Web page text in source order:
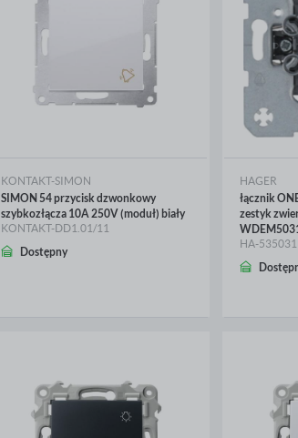
KONTAKT-SIMON
SIMON 54 przycisk dzwonkowy
szybkozłącza 10A 250V (moduł) biały
KONTAKT-DD1.01/11
Dostępny
HAGER
łącznik
zestyk
HA-535031